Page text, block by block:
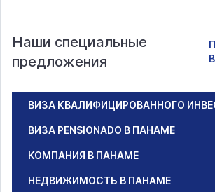
Наши специальные
предложения
ВИЗА КВАЛИФИЦИРОВАННОГО
ВИЗА PENSIONADO В ПАНАМЕ
КОМПАНИЯ В ПАНАМЕ
НЕДВИЖИМОСТЬ В ПАНАМЕ